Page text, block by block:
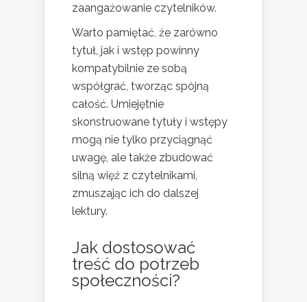
zaangażowanie czytelników.
Warto pamiętać, że zarówno
tytuł, jak i wstęp powinny
kompatybilnie ze sobą
współgrać, tworząc spójną
całość. Umiejętnie
skonstruowane tytuły i wstępy
mogą nie tylko przyciągnąć
uwagę, ale także zbudować
silną więź z czytelnikami,
zmuszając ich do dalszej
lektury.
Jak dostosować
treść do potrzeb
społeczności?